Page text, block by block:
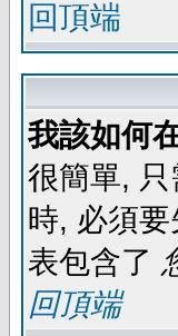
回頂端
我該如何
很簡單,
時, 必須
表包含了
回頂端